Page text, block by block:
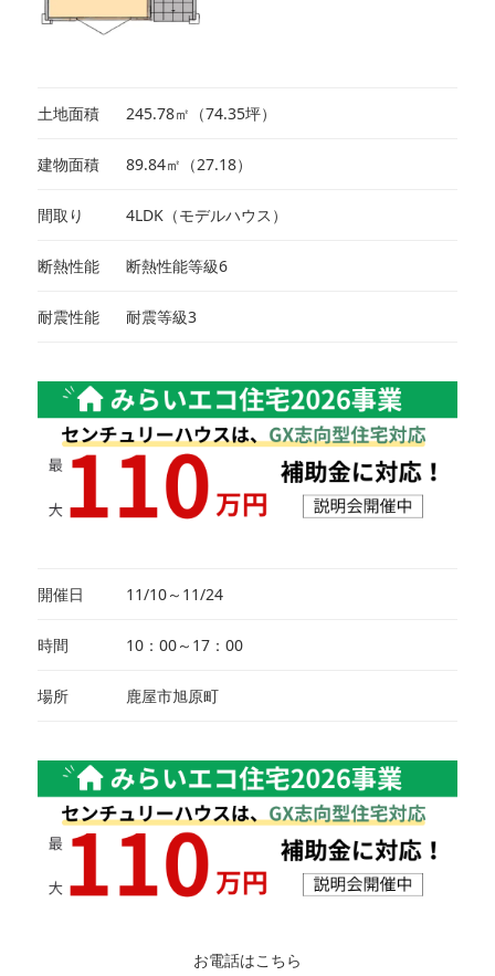
土地面積 245.78㎡（74.35坪）
建物面積 89.84㎡（27.18）
間取り 4LDK（モデルハウス）
断熱性能 断熱性能等級6
耐震性能 耐震等級3
開催日 11/10～11/24
時間 10：00～17：00
場所 鹿屋市旭原町
お電話はこちら